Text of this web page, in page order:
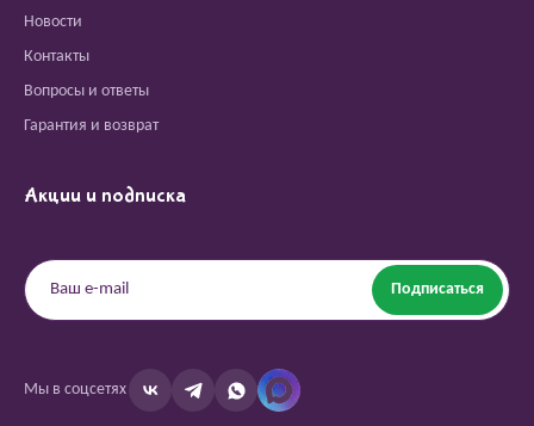
Новости
Контакты
Вопросы и ответы
Гарантия и возврат
Акции и подписка
Подписаться
Мы в соцсетях